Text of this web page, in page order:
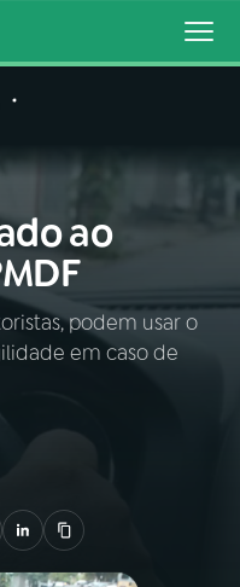
ao
podem usar o
em caso de